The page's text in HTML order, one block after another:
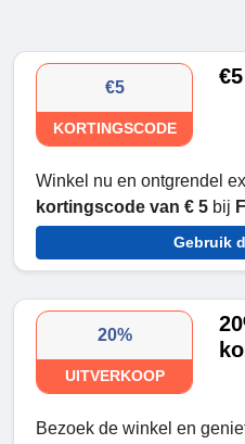
€5
KORTINGSCODE
Winkel nu en ontgrendel
kortingscode van € 5 bij
Gebruik
20%
UITVERKOOP
Bezoek de winkel en